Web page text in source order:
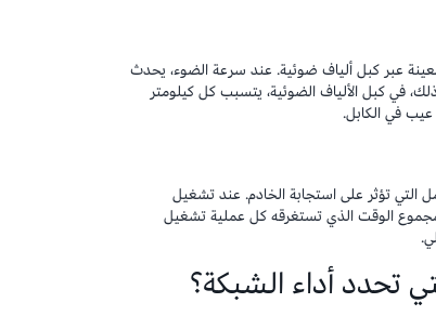
عبر كبل ألياف ضوئية. عند سرعة الضوء، يحدث
ومع ذلك، في كبل الألياف الضوئية، يتسبب كل كيلومتر
التي تؤثر على استجابة الخادم. عند تشغيل
الوقت الذي تستغرقه كل عملية تشغيل
تحدد أداء الشبكة؟